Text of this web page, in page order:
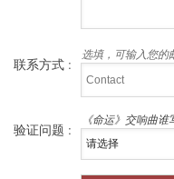
联系方式 :
选填，可输入您的
验证问题 :
《命运》交响曲谁